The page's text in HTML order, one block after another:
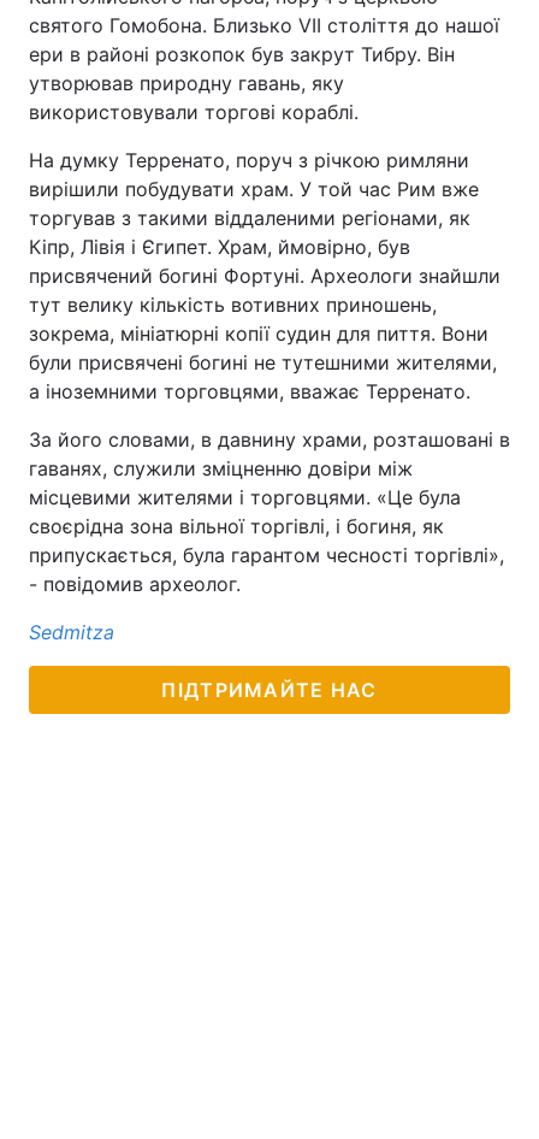
святого Гомобона. Близько VII століття до нашої
ери в районі розкопок був закрут Тибру. Він
утворював природну гавань, яку
використовували торгові кораблі.
На думку Терренато, поруч з річкою римляни
вирішили побудувати храм. У той час Рим вже
торгував з такими віддаленими регіонами, як
Кіпр, Лівія і Єгипет. Храм, ймовірно, був
присвячений богині Фортуні. Археологи знайшли
тут велику кількість вотивних приношень,
зокрема, мініатюрні копії судин для пиття. Вони
були присвячені богині не тутешними жителями,
а іноземними торговцями, вважає Терренато.
За його словами, в давнину храми, розташовані в
гаванях, служили зміцненню довіри між
місцевими жителями і торговцями. «Це була
своєрідна зона вільної торгівлі, і богиня, як
припускається, була гарантом чесності торгівлі»,
- повідомив археолог.
Sedmitza
ПІДТРИМАЙТЕ НАС